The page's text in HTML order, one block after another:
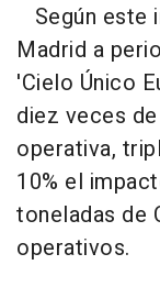
Según este
Madrid a
'Cielo Único
diez veces
operativa,
10% el
toneladas de
operativos.